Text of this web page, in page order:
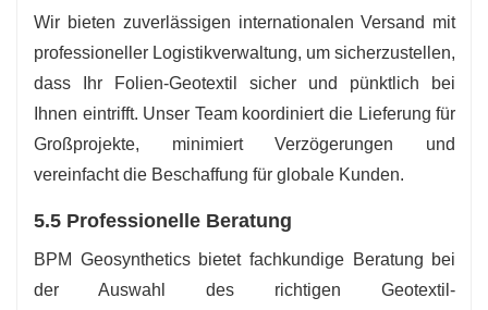
Wir bieten zuverlässigen internationalen Versand mit
professioneller Logistikverwaltung, um sicherzustellen,
dass Ihr Folien-Geotextil sicher und pünktlich bei
Ihnen eintrifft. Unser Team koordiniert die Lieferung für
Großprojekte, minimiert Verzögerungen und
vereinfacht die Beschaffung für globale Kunden.
5.5 Professionelle Beratung
BPM Geosynthetics bietet fachkundige Beratung bei
der Auswahl des richtigen Geotextil-